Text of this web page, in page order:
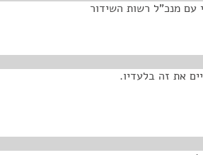
עם מנכ"ל רשות השידור
את זה בלעדיו.